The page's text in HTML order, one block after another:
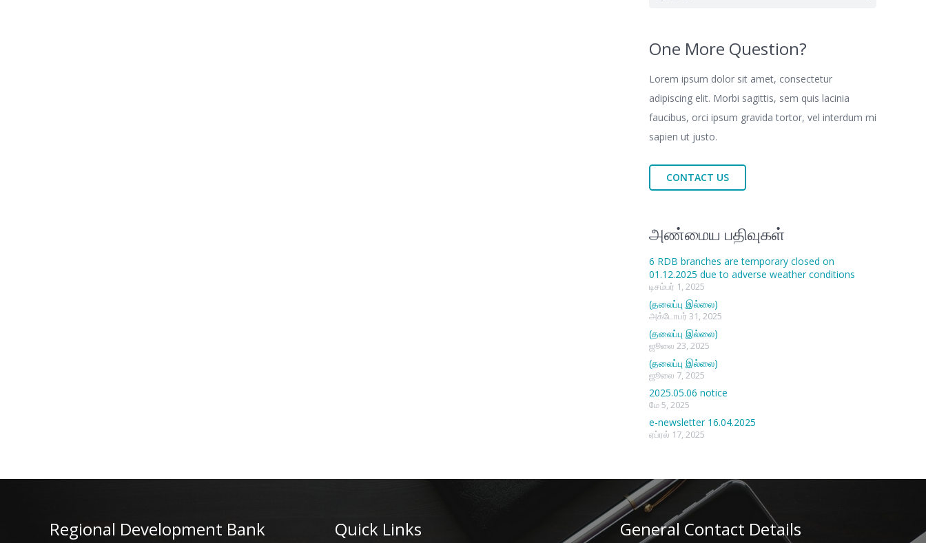
One More Question?
Lorem ipsum dolor sit amet, consectetur
adipiscing elit. Morbi sagittis, sem quis lacinia
faucibus, orci ipsum gravida tortor, vel interdum mi
sapien ut justo.
CONTACT US
அண்மைய பதிவுகள்
6 RDB branches are temporary closed on
01.12.2025 due to adverse weather conditions
டிசம்பர் 1, 2025
(தலைப்பு இல்லை)
அக்டோபர் 31, 2025
(தலைப்பு இல்லை)
ஜூலை 23, 2025
(தலைப்பு இல்லை)
ஜூலை 7, 2025
2025.05.06 notice
மே 5, 2025
e-newsletter 16.04.2025
ஏப்ரல் 17, 2025
Regional Development Bank Quick Links General Contact Details